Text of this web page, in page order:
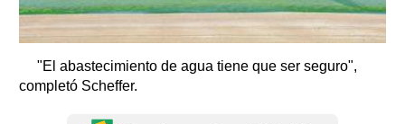
"El abastecimiento de agua tiene que ser seguro",
completó Scheffer.